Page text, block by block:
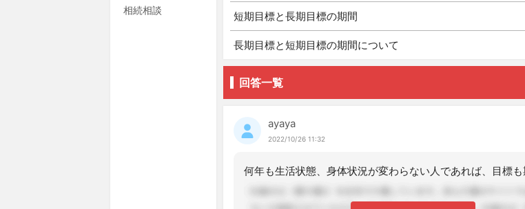
相続相談 短期目標と長期目標の期間
長期目標と短期目標の期間について
回答一覧
ayaya
2022/10/26 11:32